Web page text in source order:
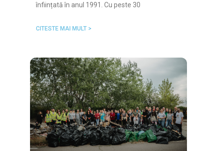
înființată în anul 1991. Cu peste 30
CITESTE MAI MULT >